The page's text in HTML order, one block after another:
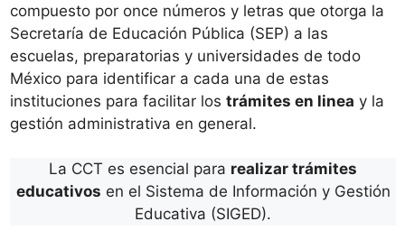
compuesto por once números y letras que otorga la
Secretaría de Educación Pública (SEP) a las
escuelas, preparatorias y universidades de todo
México para identificar a cada una de estas
instituciones para facilitar los trámites en linea y la
gestión administrativa en general.
La CCT es esencial para realizar trámites
educativos en el Sistema de Información y Gestión
Educativa (SIGED).